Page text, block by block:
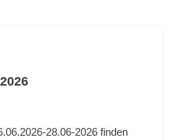
28.06-2026 finden